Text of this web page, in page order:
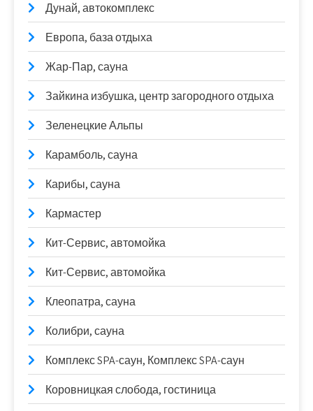
Дунай, автокомплекс
Европа, база отдыха
Жар-Пар, сауна
Зайкина избушка, центр загородного отдыха
Зеленецкие Альпы
Карамболь, сауна
Карибы, сауна
Кармастер
Кит-Сервис, автомойка
Кит-Сервис, автомойка
Клеопатра, сауна
Колибри, сауна
Комплекс SPA-саун, Комплекс SPA-саун
Коровницкая слобода, гостиница